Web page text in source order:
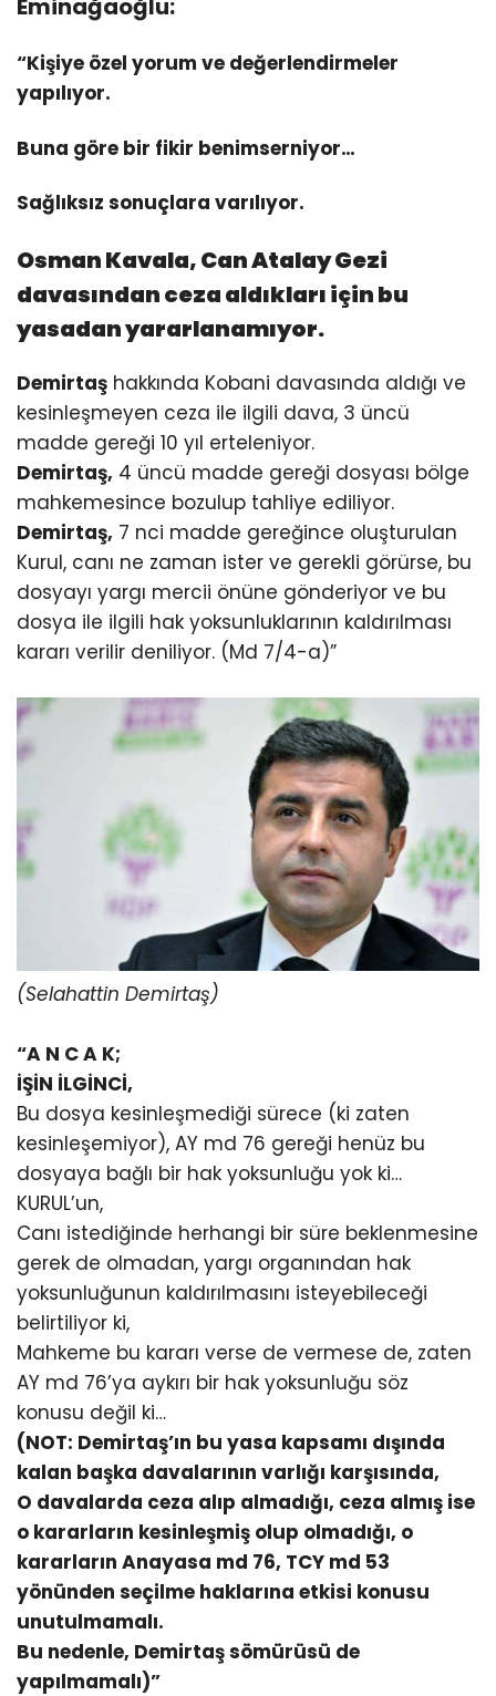
Eminağaoğlu:
“Kişiye özel yorum ve değerlendirmeler
yapılıyor.
Buna göre bir fikir benimserniyor…
Sağlıksız sonuçlara varılıyor.
Osman Kavala, Can Atalay Gezi
davasından ceza aldıkları için bu
yasadan yararlanamıyor.
Demirtaş hakkında Kobani davasında aldığı ve
kesinleşmeyen ceza ile ilgili dava, 3 üncü
madde gereği 10 yıl erteleniyor.
Demirtaş, 4 üncü madde gereği dosyası bölge
mahkemesince bozulup tahliye ediliyor.
Demirtaş, 7 nci madde gereğince oluşturulan
Kurul, canı ne zaman ister ve gerekli görürse, bu
dosyayı yargı mercii önüne gönderiyor ve bu
dosya ile ilgili hak yoksunluklarının kaldırılması
kararı verilir deniliyor. (Md 7/4-a)”
(Selahattin Demirtaş)
“A N C A K;
İŞİN İLGİNCİ,
Bu dosya kesinleşmediği sürece (ki zaten
kesinleşemiyor), AY md 76 gereği henüz bu
dosyaya bağlı bir hak yoksunluğu yok ki…
KURUL’un,
Canı istediğinde herhangi bir süre beklenmesine
gerek de olmadan, yargı organından hak
yoksunluğunun kaldırılmasını isteyebileceği
belirtiliyor ki,
Mahkeme bu kararı verse de vermese de, zaten
AY md 76’ya aykırı bir hak yoksunluğu söz
konusu değil ki…
(NOT: Demirtaş’ın bu yasa kapsamı dışında
kalan başka davalarının varlığı karşısında,
O davalarda ceza alıp almadığı, ceza almış ise
o kararların kesinleşmiş olup olmadığı, o
kararların Anayasa md 76, TCY md 53
yönünden seçilme haklarına etkisi konusu
unutulmamalı.
Bu nedenle, Demirtaş sömürüsü de
yapılmamalı)”